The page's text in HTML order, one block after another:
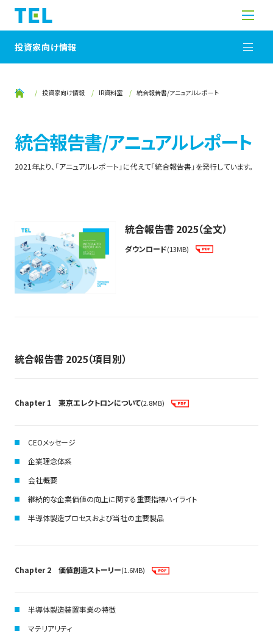
投資家向け情報
投資家向け情報 IR資料室 統合報告書/アニュアルレポート
統合報告書/アニュアルレポート
2021年より、「アニュアルレポート」に代えて「統合報告書」を発行しています。
統合報告書 2025（全文）
ダウンロード(13MB)
統合報告書 2025（項目別）
Chapter 1 東京エレクトロンについて(2.8MB)
CEOメッセージ
企業理念体系
会社概要
継続的な企業価値の向上に関する重要指標ハイライト
半導体製造プロセスおよび当社の主要製品
Chapter 2 価値創造ストーリー(1.6MB)
半導体製造装置事業の特徴
マテリアリティ